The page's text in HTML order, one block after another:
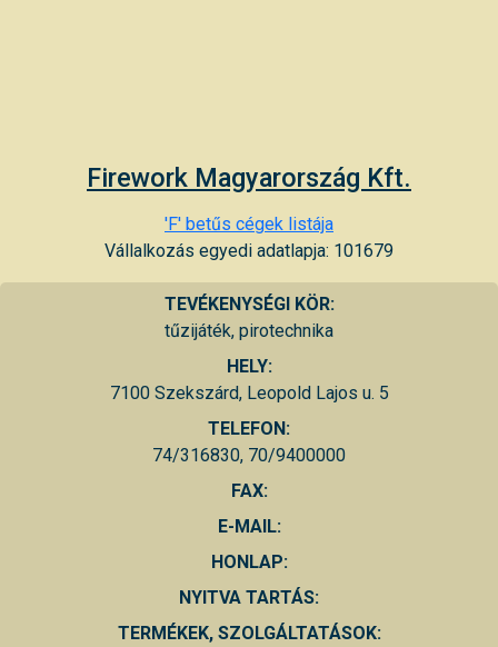
Firework Magyarország Kft.
'F' betűs cégek listája
Vállalkozás egyedi adatlapja: 101679
TEVÉKENYSÉGI KÖR:
tűzijáték, pirotechnika
HELY:
7100 Szekszárd, Leopold Lajos u. 5
TELEFON:
74/316830, 70/9400000
FAX:
E-MAIL:
HONLAP:
NYITVA TARTÁS:
TERMÉKEK, SZOLGÁLTATÁSOK: